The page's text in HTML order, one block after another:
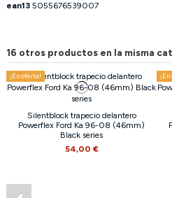
ean13 5055676539007
16 otros productos en la misma
¡En oferta!
Silentblock trapecio delantero
Powerflex Ford Ka 96-08 (46mm)
Black series
54,00 €